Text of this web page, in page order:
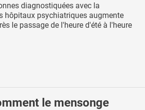
diagnostiquées avec la
hôpitaux psychiatriques augmente
le passage de l'heure d'été à l'heure
le mensonge